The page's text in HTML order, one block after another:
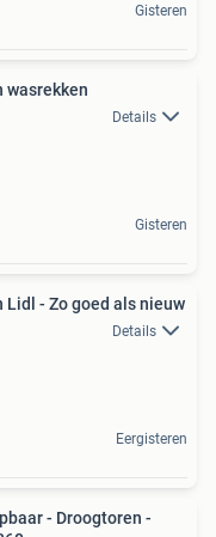
Gisteren
wasrekken
Details
Gisteren
Lidl - Zo goed als nieuw
Details
Eergisteren
- Droogtoren -